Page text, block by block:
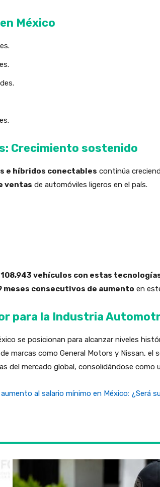
México
Crecimiento sostenido
e híbridos conectables continúa
ventas de automóviles ligeros en el país.
108,943 vehículos con estas
meses consecutivos de aumento en
para la Industria
se posicionan para alcanzar niveles
marcas como General Motors y Nissan,
del mercado global, consolidándose como
al salario mínimo en México: ¿Será